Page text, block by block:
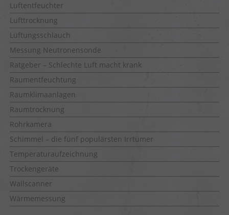
Luftentfeuchter
Lufttrocknung
Lüftungsschlauch
Messung Neutronensonde
Ratgeber – Schlechte Luft macht krank
Raumentfeuchtung
Raumklimaanlagen
Raumtrocknung
Rohrkamera
Schimmel – die fünf populärsten Irrtümer
Temperaturaufzeichnung
Trockengeräte
Wallscanner
Wärmemessung